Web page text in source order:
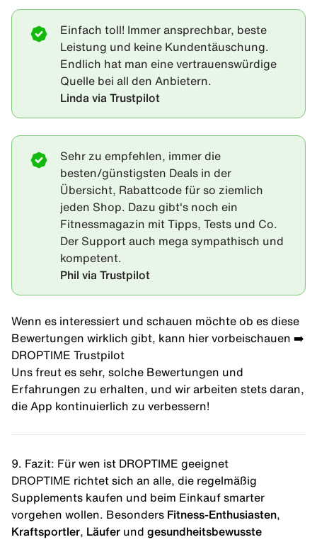
Einfach toll! Immer ansprechbar, beste
Leistung und keine Kundentäuschung.
Endlich hat man eine vertrauenswürdige
Quelle bei all den Anbietern.
Linda via Trustpilot
Sehr zu empfehlen, immer die
besten/günstigsten Deals in der
Übersicht, Rabattcode für so ziemlich
jeden Shop. Dazu gibt's noch ein
Fitnessmagazin mit Tipps, Tests und Co.
Der Support auch mega sympathisch und
kompetent.
Phil via Trustpilot
Wenn es interessiert und schauen möchte ob es diese
Bewertungen wirklich gibt, kann hier vorbeischauen ➡️
DROPTIME Trustpilot
Uns freut es sehr, solche Bewertungen und
Erfahrungen zu erhalten, und wir arbeiten stets daran,
die App kontinuierlich zu verbessern!
9. Fazit: Für wen ist DROPTIME geeignet
DROPTIME richtet sich an alle, die regelmäßig
Supplements kaufen und beim Einkauf smarter
vorgehen wollen. Besonders Fitness-Enthusiasten,
Kraftsportler, Läufer und gesundheitsbewusste